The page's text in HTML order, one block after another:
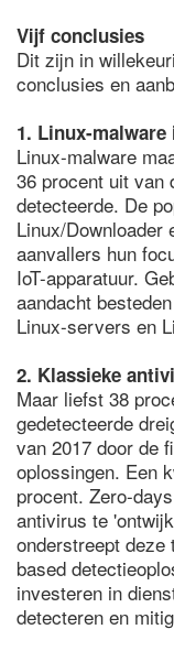
Vijf conclusies
Dit zijn in
conclusies en
1. Linux-
Linux-malware
36 procent uit van
detecteerde. De
Linux/Downloader
aanvallers hun
IoT-apparatuur.
aandacht
Linux-servers en
2. Klassieke
Maar liefst 38
gedetecteerde
van 2017 door de
oplossingen. Een
procent. Zero-
antivirus te
onderstreept deze
based
investeren in
detecteren en